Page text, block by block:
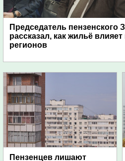
Председатель пензенского
рассказал, как жильё
регионов
Пензенцев лишают